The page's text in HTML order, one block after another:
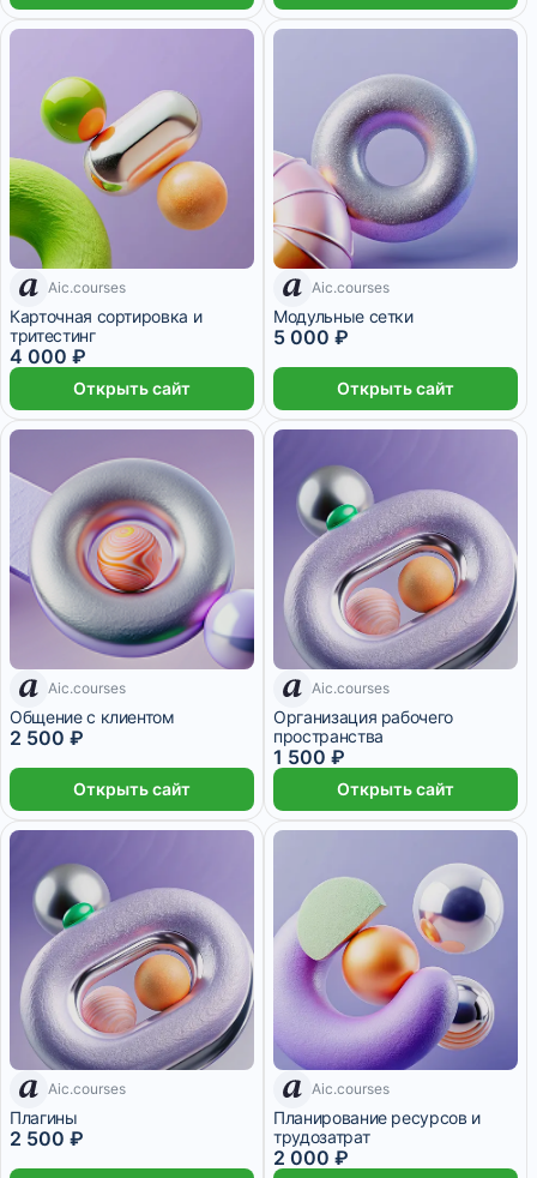
7 днейAic.courses
Карточная сортировка и
тритестинг
4 000 ₽
Открыть сайт
7 днейAic.courses
Модульные сетки
5 000 ₽
Открыть сайт
7 днейAic.courses
Общение с клиентом
2 500 ₽
Открыть сайт
7 днейAic.courses
Организация рабочего
пространства
1 500 ₽
Открыть сайт
7 днейAic.courses
Плагины
2 500 ₽
7 днейAic.courses
Планирование ресурсов и
трудозатрат
2 000 ₽